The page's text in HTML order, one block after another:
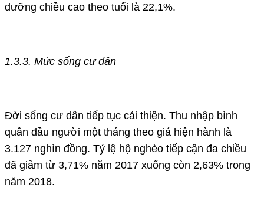
dưỡng chiều cao theo tuổi là 22,1%.
1.3.3. Mức sống cư dân
Đời sống cư dân tiếp tục cải thiện. Thu nhập bình
quân đầu người một tháng theo giá hiện hành là
3.127 nghìn đồng. Tỷ lệ hộ nghèo tiếp cận đa chiều
đã giảm từ 3,71% năm 2017 xuống còn 2,63% trong
năm 2018.